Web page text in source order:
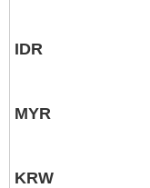
IDR
MYR
KRW